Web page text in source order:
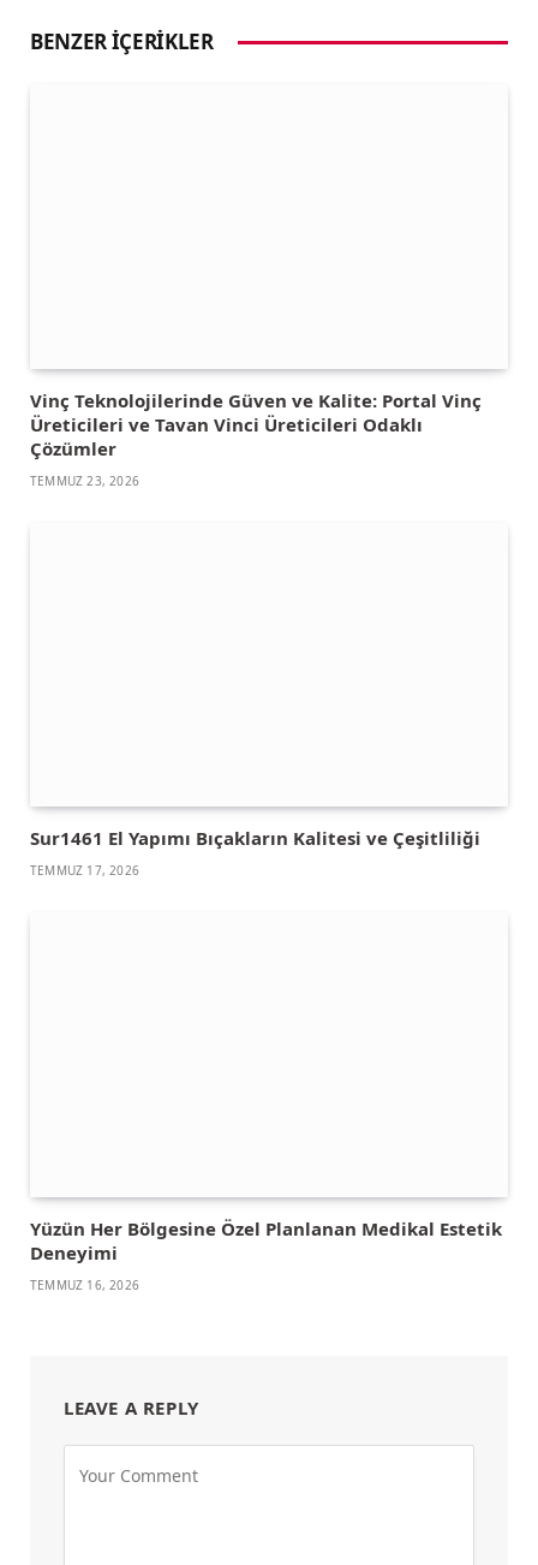
BENZER İÇERIKLER
Vinç Teknolojilerinde Güven ve Kalite: Portal Vinç
Üreticileri ve Tavan Vinci Üreticileri Odaklı
Çözümler
TEMMUZ 23, 2026
Sur1461 El Yapımı Bıçakların Kalitesi ve Çeşitliliği
TEMMUZ 17, 2026
Yüzün Her Bölgesine Özel Planlanan Medikal Estetik
Deneyimi
TEMMUZ 16, 2026
LEAVE A REPLY